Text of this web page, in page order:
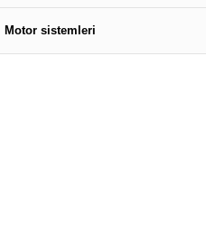
Motor sistemleri